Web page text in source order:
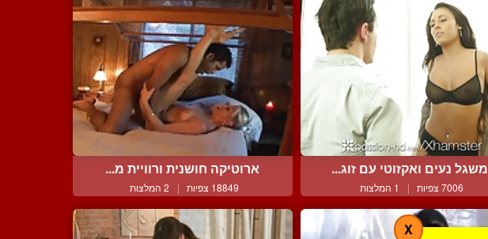
משגל נעים ואקזוטי עם זוג...
7006 צפיות | 1 המלצות
ארוטיקה חושנית ורוויית מ...
18849 צפיות | 2 המלצות
X